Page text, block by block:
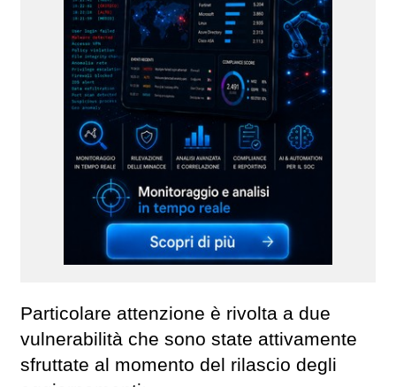
Particolare attenzione è rivolta a due
vulnerabilità che sono state attivamente
sfruttate al momento del rilascio degli